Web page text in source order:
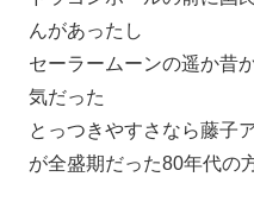
んがあったし
セーラームーンの遥か昔
気だった
とっつきやすさなら藤子
が全盛期だった80年代の